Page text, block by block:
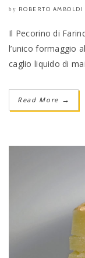
by ROBERTO AMBOLDI
Il Pecorino di
l’unico formaggio
caglio liquido di
Read More →